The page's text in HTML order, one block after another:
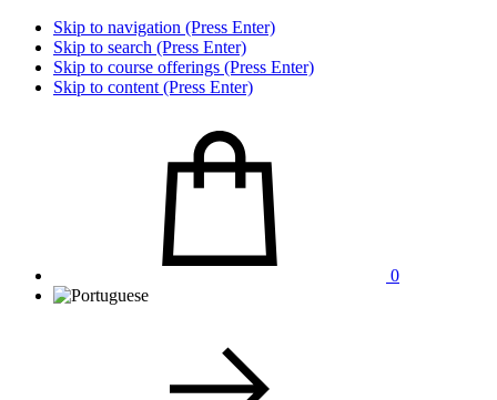
Skip to navigation (Press Enter)
Skip to search (Press Enter)
Skip to course offerings (Press Enter)
Skip to content (Press Enter)
0